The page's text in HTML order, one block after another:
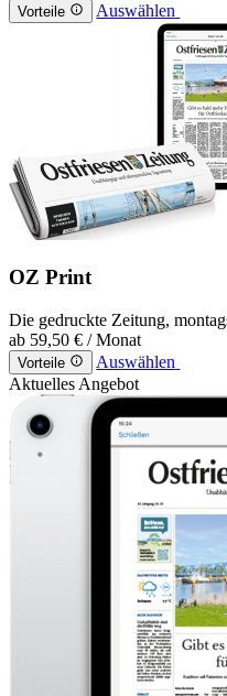
Vorteile Auswählen
OZ Print
Die gedruckte Zeitung,
ab 59,50 € / Monat
Vorteile
Auswählen
Aktuelles Angebot